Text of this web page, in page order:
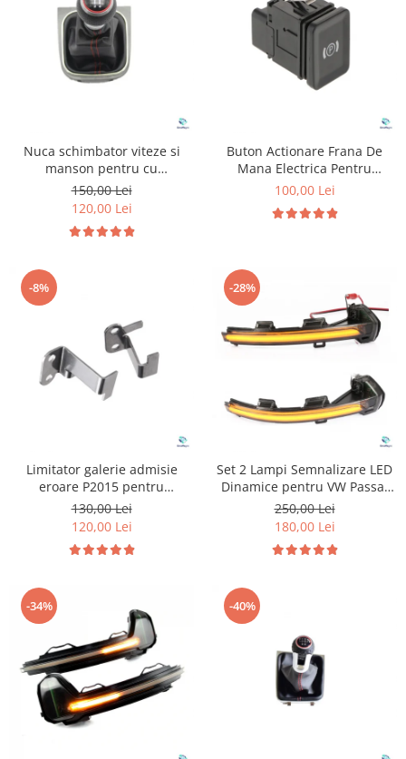
Volkswagen
Dopuri anulare clapete admisie
Garnituri galerie admisie BMW
Valve PCV
Kit reparatie faruri
95%
Eleron Portbagaj
Nuca schimbator viteze si
manson pentru cu
Volkswagen Golf 5
150,00 Lei
120,00 Lei
Buton Actionare Frana De
Mana Electrica Pentru
Volkswagen Passat B6
100,00 Lei
-8%
Limitator galerie admisie
eroare P2015 pentru
Volkswagen Audi
130,00 Lei
120,00 Lei
-28%
Set 2 Lampi Semnalizare LED
Dinamice pentru VW Passat
B8
250,00 Lei
180,00 Lei
-34% -40%